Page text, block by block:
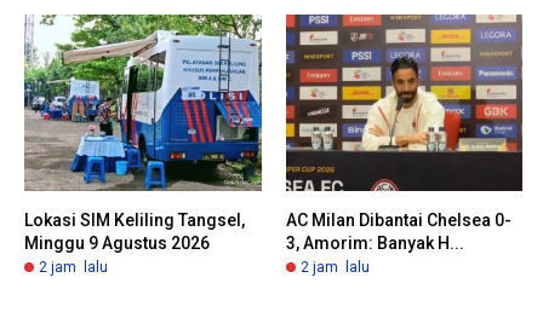
Lokasi SIM Keliling Tangsel,
Minggu 9 Agustus 2026
2 jam lalu
AC Milan Dibantai Chelsea 0-
3, Amorim: Banyak H...
2 jam lalu